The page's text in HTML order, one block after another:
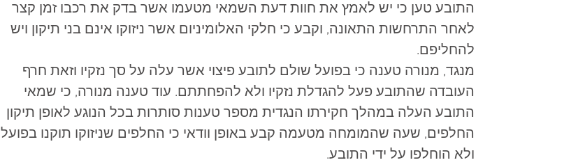
התובע טען כי יש לאמץ את חוות דעת השמאי מטעמו אשר בדק את רכבו זמן קצר
לאחר התרחשות התאונה, וקבע כי חלקי האלומיניום אשר ניזוקו אינם בני תיקון ויש
להחליפם.
מנגד, מנורה טענה כי בפועל שולם לתובע פיצוי אשר עלה על סך נזקיו וזאת חרף
העובדה שהתובע פעל להגדלת נזקיו ולא להפחתתם. עוד טענה מנורה, כי שמאי
התובע העלה במהלך חקירתו הנגדית מספר טענות סותרות בכל הנוגע לאופן תיקון
החלפים, שעה שהמומחה מטעמה קבע באופן וודאי כי החלפים שניזוקו תוקנו בפועל
ולא הוחלפו על ידי התובע.